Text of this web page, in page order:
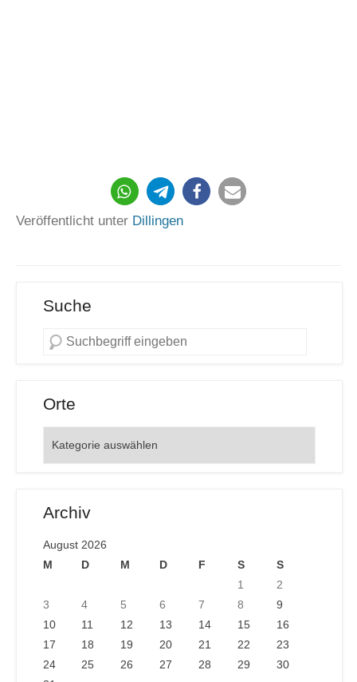
Veröffentlicht unter Dillingen
Suche
Orte
Archiv
August 2026
M
D M D F S
S
1
2
3
4 5 6 7 8
9
10
11 12 13 14 15
16
17
18 19 20 21 22
23
24
25 26 27 28 29
30